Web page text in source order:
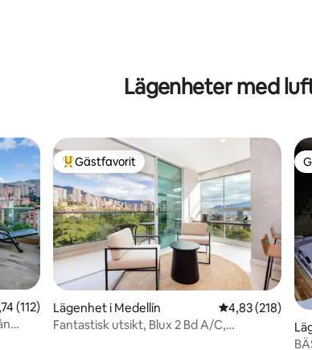
Lägenheter med
av 5 i genomsnittligt betyg, 112 omdömen
(112)
Populär gästfavorit
Gästfavorit
Lägenhet i Medellín 4,83 av 5 i
4,83 (218)
Fantastisk utsikt, Blux 2 Bd A/C,